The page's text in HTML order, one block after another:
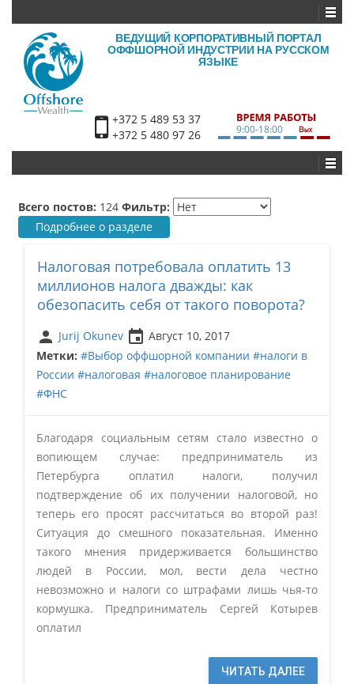
ВЕДУЩИЙ КОРПОРАТИВНЫЙ ПОРТАЛ
ОФФШОРНОЙ ИНДУСТРИИ НА РУССКОМ
ЯЗЫКЕ
+372 5 489 53 37
+372 5 480 97 26
9:00-18:00
Всего постов: 124 Фильтр:
Подробнее о разделе
Налоговая потребовала оплатить 13
миллионов налога дважды: как
обезопасить себя от такого поворота?
person Jurij Okunev insert_invitation Август 10, 2017
Метки: #Выбор оффшорной компании #налоги в
России #налоговая #налоговое планирование
#ФНС
Благодаря социальным сетям стало известно о
вопиющем случае: предприниматель из
Петербурга оплатил налоги, получил
подтверждение об их получении налоговой, но
теперь его просят рассчитаться во второй раз!
Ситуация до смешного показательная. Именно
такого мнения придерживается большинство
людей в России, мол, вести дела честно
невозможно и налоги со штрафами лишь чья-то
кормушка. Предприниматель Сергей Котырев
оплатил
ЧИТАТЬ ДАЛЕЕ